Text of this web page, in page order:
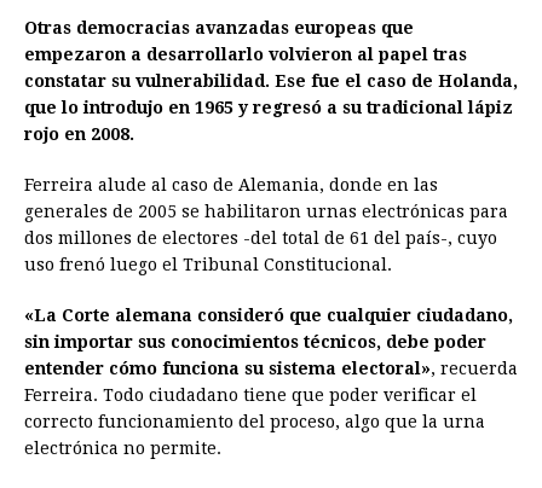
Otras democracias avanzadas europeas que
empezaron a desarrollarlo volvieron al papel tras
constatar su vulnerabilidad. Ese fue el caso de Holanda,
que lo introdujo en 1965 y regresó a su tradicional lápiz
rojo en 2008.
Ferreira alude al caso de Alemania, donde en las
generales de 2005 se habilitaron urnas electrónicas para
dos millones de electores -del total de 61 del país-, cuyo
uso frenó luego el Tribunal Constitucional.
«La Corte alemana consideró que cualquier ciudadano,
sin importar sus conocimientos técnicos, debe poder
entender cómo funciona su sistema electoral», recuerda
Ferreira. Todo ciudadano tiene que poder verificar el
correcto funcionamiento del proceso, algo que la urna
electrónica no permite.